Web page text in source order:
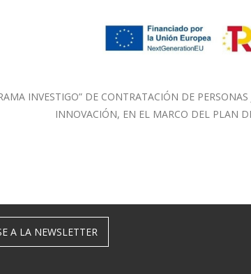
INVESTIGO” DE CONTRATACIÓN DE
INNOVACIÓN, EN EL MARCO DEL PLAN
A LA NEWSLETTER